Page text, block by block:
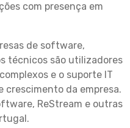
com presença em
de software,
técnicos são utilizadores
e o suporte IT
crescimento da empresa.
ReStream e outras